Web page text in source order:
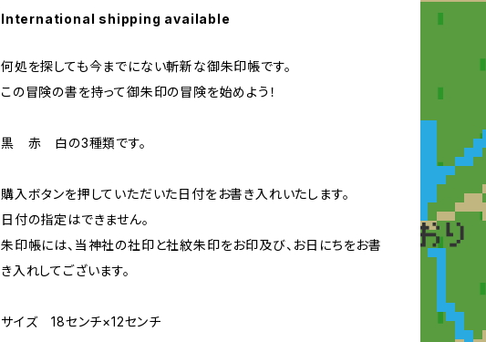
International shipping available
何処を探しても今までにない斬新な御朱印帳です。
この冒険の書を持って御朱印の冒険を始めよう！
黒 赤 白の3種類です。
購入ボタンを押していただいた日付をお書き入れいたします。
日付の指定はできません。
朱印帳には、当神社の社印と社紋朱印をお印及び、お日にちをお書
き入れしてございます。
サイズ 18センチ×12センチ